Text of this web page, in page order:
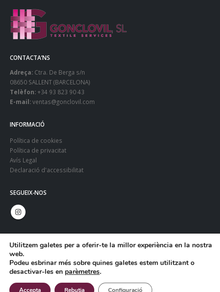
CONTACTA’NS
Adreça: Ctra. De Berga s/n
08650 SALLENT (BARCELONA)
Telèfon:+34 93 823 90 43
E-mail:ventas@gonclovil.com
INFORMACIÓ
Política de cookies
Política de privacitat
Avís Legal
Declaració d'accessibilitat
SEGUEIX-NOS
© Copyright 2024. Gonclovil - Web:Infoactiva't
Utilitzem galetes per a oferir-te la millor experiència en la nostra
web.
Podeu esbrinar més sobre quines galetes estem utilitzant o
desactivar-les en parèmetres.
Accepta Rebutja Configuració